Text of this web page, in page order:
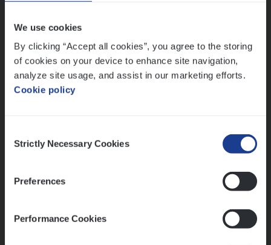
We use cookies
By clicking “Accept all cookies”, you agree to the storing
of cookies on your device to enhance site navigation,
analyze site usage, and assist in our marketing efforts.
Cookie policy
Selection
Strictly Necessary Cookies
Preferences
Performance Cookies
werk
Ons sollicitatieproces